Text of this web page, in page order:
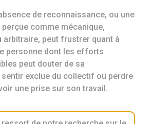
de reconnaissance, ou une
comme mécanique,
arbitraire, peut frustrer quant à
personne dont les efforts
peut douter de sa
exclue du collectif ou perdre
une prise sur son travail.